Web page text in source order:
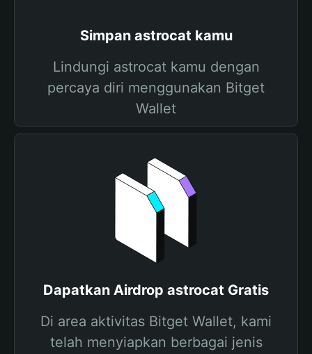
Simpan astrocat kamu
Lindungi astrocat kamu dengan
percaya diri menggunakan Bitget
Wallet
Dapatkan Airdrop astrocat Gratis
Di area aktivitas Bitget Wallet, kami
telah menyiapkan berbagai jenis